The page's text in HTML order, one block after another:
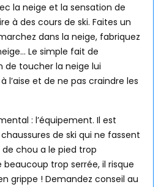
la neige et la sensation de
à des cours de ski. Faites un
dans la neige, fabriquez
Le simple fait de
de toucher la neige lui
l’aise et de ne pas craindre les
: l’équipement. Il est
de ski qui ne fassent
chou a le pied trop
trop serrée, il risque
grippe ! Demandez conseil au